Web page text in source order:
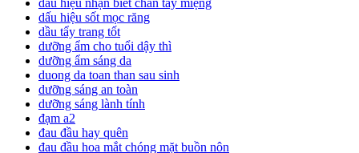
dấu hiệu nhận biết chân tay miệng
dấu hiệu sốt mọc răng
dầu tẩy trang tốt
dưỡng ẩm cho tuổi dậy thì
dưỡng ẩm sáng da
duong da toan than sau sinh
dưỡng sáng an toàn
dưỡng sáng lành tính
đạm a2
đau đầu hay quên
đau đầu hoa mắt chóng mặt buồn nôn